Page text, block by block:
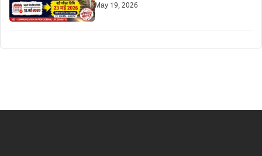
May 19, 2026